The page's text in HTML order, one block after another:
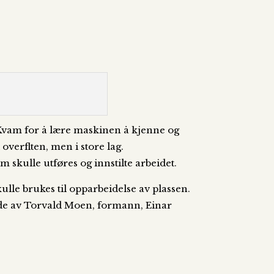
for å lære maskinen å kjenne og
men i store lag.
skulle utføres og innstilte arbeidet.
brukes til opparbeidelse av plassen.
av Torvald Moen, formann, Einar